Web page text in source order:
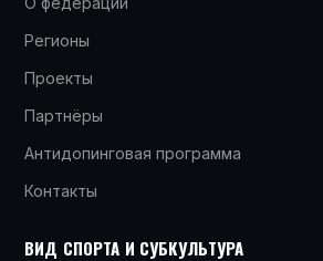
Регионы
Проекты
Партнёры
Антидопинговая программа
Контакты
ВИД СПОРТА И СУБКУЛЬТУРА